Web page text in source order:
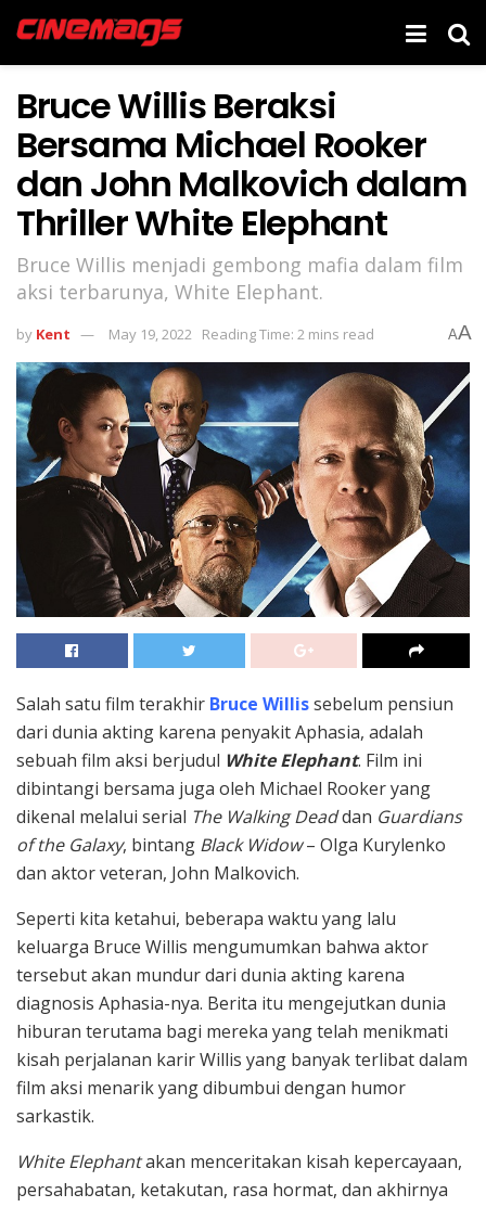
Bruce Willis Beraksi
Bersama Michael Rooker
dan John Malkovich dalam
Thriller White Elephant
Bruce Willis menjadi gembong mafia dalam film
aksi terbarunya, White Elephant.
by Kent May 19, 2022 Reading Time: 2 mins read AA
Salah satu film terakhir Bruce Willissebelum pensiun
dari dunia akting karena penyakit Aphasia, adalah
sebuah film aksi berjudul White Elephant. Film ini
dibintangi bersama juga oleh Michael Rooker yang
dikenal melalui serial The Walking Deaddan Guardians
of the Galaxy, bintang Black Widow– Olga Kurylenko
dan aktor veteran, John Malkovich.
Seperti kita ketahui, beberapa waktu yang lalu
keluarga Bruce Willis mengumumkan bahwa aktor
tersebut akan mundur dari dunia akting karena
diagnosis Aphasia-nya. Berita itu mengejutkan dunia
hiburan terutama bagi mereka yang telah menikmati
kisah perjalanan karir Willis yang banyak terlibat dalam
film aksi menarik yang dibumbui dengan humor
sarkastik.
White Elephantakan menceritakan kisah kepercayaan,
persahabatan, ketakutan, rasa hormat, dan akhirnya